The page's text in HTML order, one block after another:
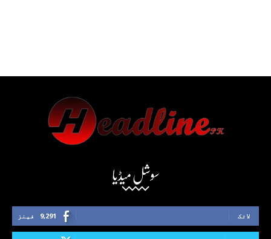
سوشل میڈیا
9,291 فینز لائک